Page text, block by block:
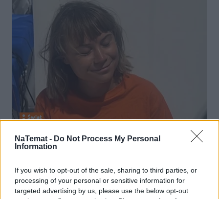
NaTemat - Do Not Process My Personal
Information
If you wish to opt-out of the sale, sharing to third parties, or
processing of your personal or sensitive information for
targeted advertising by us, please use the below opt-out
Świat
05 października 2025, 16:26
izraelskim areszcie. Szwecja reaguje